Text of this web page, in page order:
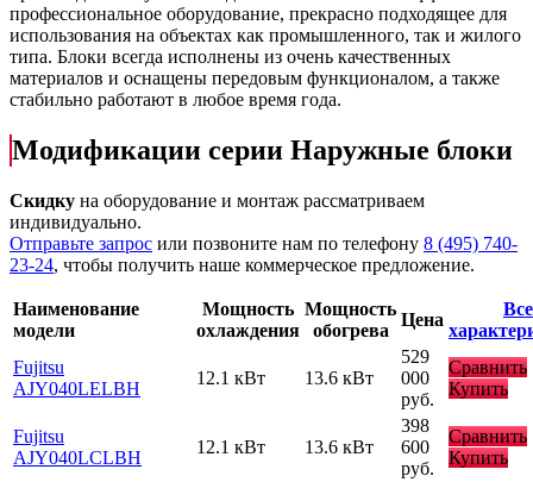
профессиональное оборудование, прекрасно подходящее для
использования на объектах как промышленного, так и жилого
типа. Блоки всегда исполнены из очень качественных
материалов и оснащены передовым функционалом, а также
стабильно работают в любое время года.
Модификации серии Наружные блоки
Скидку на оборудование и монтаж рассматриваем
индивидуально.
Отправьте запрос или позвоните нам по телефону 8 (495) 740-
23-24, чтобы получить наше коммерческое предложение.
Наименование
модели
Мощность
охлаждения
Мощность
обогрева
Цена
Все
Fujitsu
AJY040LELBH
12.1 кВт 13.6 кВт
529
000
руб.
Сравнить
Купить
Fujitsu
AJY040LCLBH
12.1 кВт 13.6 кВт
398
600
руб.
Сравнить
Купить